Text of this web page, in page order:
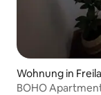
Wohnung in
BOHO